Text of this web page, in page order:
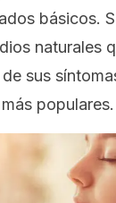
básicos.
naturales
sus
populares.